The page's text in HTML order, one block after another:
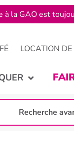
LOCATION
Recherche
à la GAO est